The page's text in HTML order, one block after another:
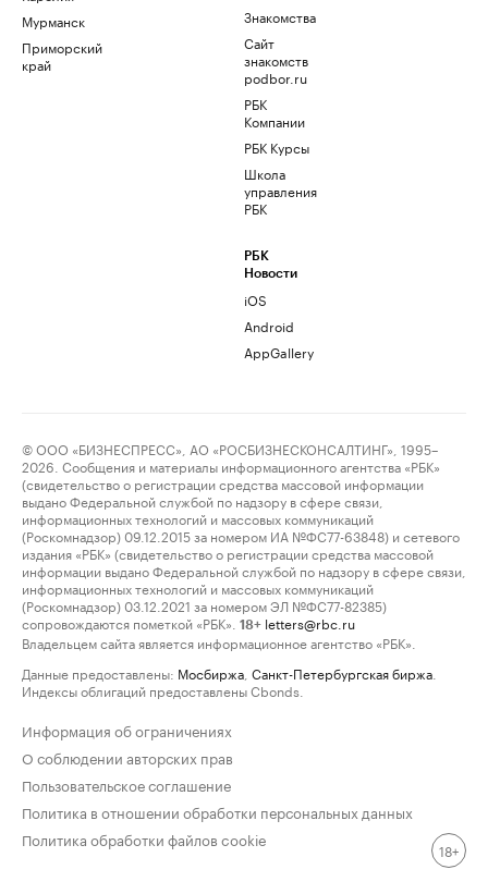
Мурманск
Приморский
край
Знакомства
Сайт
знакомств
podbor.ru
РБК
Компании
РБК Курсы
Школа
управления
РБК
РБК
Новости
iOS
Android
AppGallery
© ООО «БИЗНЕСПРЕСС», АО «РОСБИЗНЕСКОНСАЛТИНГ», 1995–
2026. Сообщения и материалы информационного агентства «РБК»
(свидетельство о регистрации средства массовой информации
выдано Федеральной службой по надзору в сфере связи,
информационных технологий и массовых коммуникаций
(Роскомнадзор) 09.12.2015 за номером ИА №ФС77-63848) и сетевого
издания «РБК» (свидетельство о регистрации средства массовой
информации выдано Федеральной службой по надзору в сфере связи,
информационных технологий и массовых коммуникаций
(Роскомнадзор) 03.12.2021 за номером ЭЛ №ФС77-82385)
сопровождаются пометкой «РБК».
18+ letters@rbc.ru
Владельцем сайта является информационное агентство «РБК».
Данные предоставлены: Мосбиржа Санкт-Петербургская биржа
Индексы облигаций предоставлены Cbonds.
Информация об ограничениях
О соблюдении авторских прав
Пользовательское соглашение
Политика в отношении обработки персональных данных
Политика обработки файлов cookie
18+